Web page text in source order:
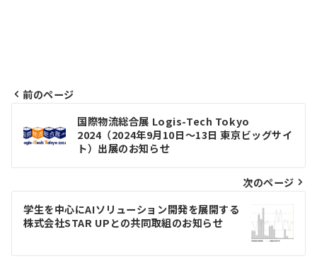
稿
ビ
ゲ
シ
前のページ
国際物流総合展 Logis-Tech Tokyo
2024（2024年9月10日～13日 東京ビッグサイ
ト）出展のお知らせ
次のページ
学生を中心にAIソリューション開発を展開する
株式会社STAR UPとの共同取組のお知らせ